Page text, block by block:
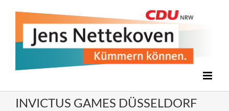
INVICTUS GAMES DÜSSELDORF